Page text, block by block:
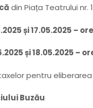
din Piața Teatrului
și 17.05.2025 –
și 18.05.2025 –
pentru
Buzău